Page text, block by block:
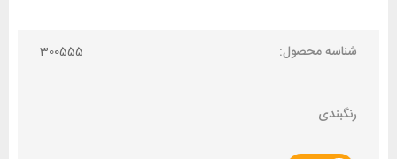
شناسه محصول: 300555
رنگبندی